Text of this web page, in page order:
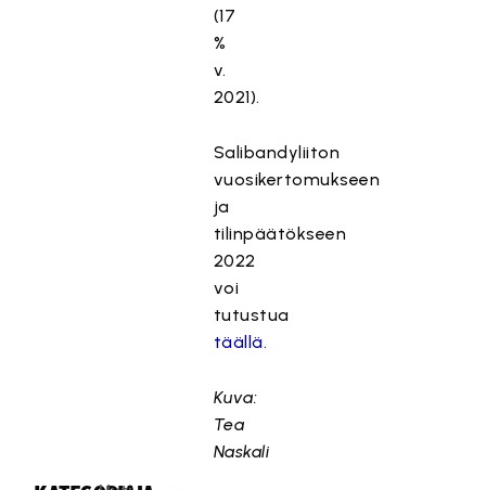
(17
%
v.
2021).
Salibandyliiton
vuosikertomukseen
ja
tilinpäätökseen
2022
voi
tutustua
täällä.
Kuva:
Tea
Naskali